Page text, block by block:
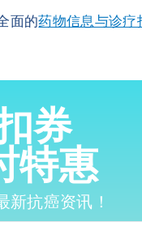
面的药物信息与诊疗
券
特惠
新抗癌资讯！